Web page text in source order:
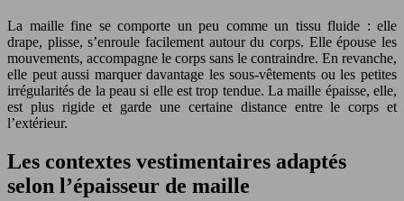
La maille fine se comporte un peu comme un tissu fluide : elle
drape, plisse, s’enroule facilement autour du corps. Elle épouse les
mouvements, accompagne le corps sans le contraindre. En revanche,
elle peut aussi marquer davantage les sous-vêtements ou les petites
irrégularités de la peau si elle est trop tendue. La maille épaisse, elle,
est plus rigide et garde une certaine distance entre le corps et
l’extérieur.
Les contextes vestimentaires adaptés
selon l’épaisseur de maille